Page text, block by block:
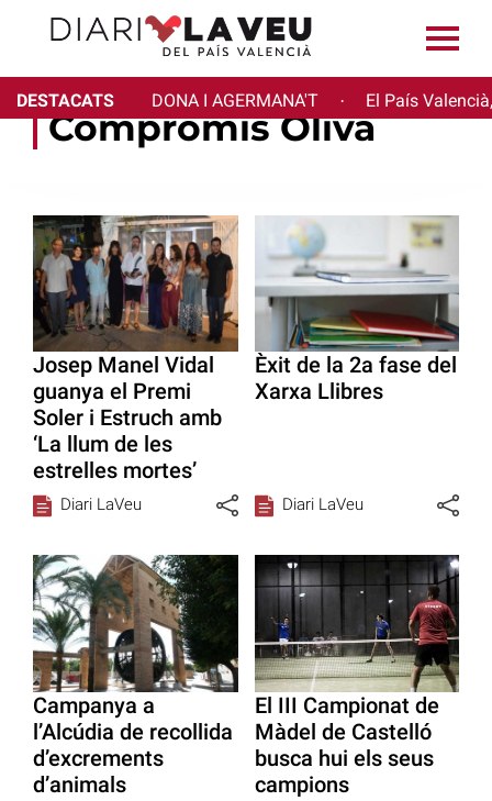
DESTACATS DONA I AGERMANA'T · El País
Compromís Oliva
Josep Manel Vidal
guanya el Premi
Soler i Estruch amb
‘La llum de les
estrelles mortes’
Diari LaVeu
Èxit de la 2a fase del
Xarxa Llibres
Diari LaVeu
Campanya a
l’Alcúdia de recollida
d’excrements
d’animals
El III Campionat de
Màdel de Castelló
busca hui els seus
campions